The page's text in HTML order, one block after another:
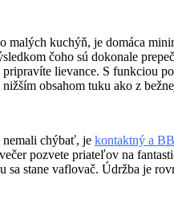
kuchýň, je domáca
čoho sú dokonale
lievance. S funkciou
obsahom tuku ako z
chýbať, je kontaktný a
pozvete priateľov na
stane vaflovač. Údržba je